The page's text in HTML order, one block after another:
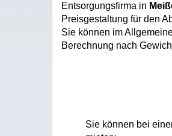
Entsorgungsfirma in
Preisgestaltung für den
Sie können im
Berechnung nach
Sie können bei